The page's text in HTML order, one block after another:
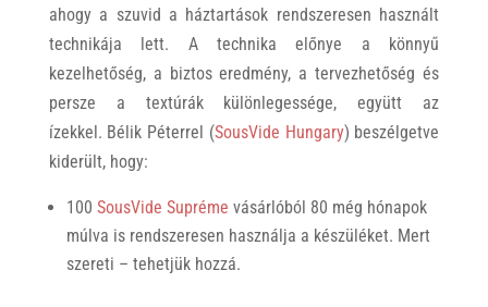
ahogy a szuvid a háztartások rendszeresen használt
technikája lett. A technika előnye a könnyű
kezelhetőség, a biztos eredmény, a tervezhetőség és
persze a textúrák különlegessége, együtt az
ízekkel. Bélik Péterrel (SousVide Hungary) beszélgetve
kiderült, hogy:
100 SousVide Supréme vásárlóból 80 még hónapok
múlva is rendszeresen használja a készüléket. Mert
szereti – tehetjük hozzá.